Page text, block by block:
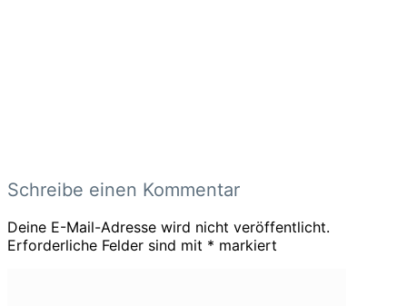
Schreibe einen Kommentar
Deine E-Mail-Adresse wird nicht veröffentlicht.
Erforderliche Felder sind mit * markiert